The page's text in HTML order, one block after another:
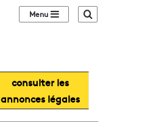
Sidebar (barre
consulter les
annonces légales